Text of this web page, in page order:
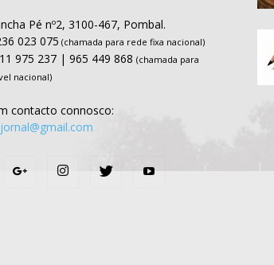
Pé nº2, 3100-467, Pombal.
023 075 (chamada para rede fixa nacional)
975 237 | 965 449 868 (chamada para
nacional)
contacto connosco: